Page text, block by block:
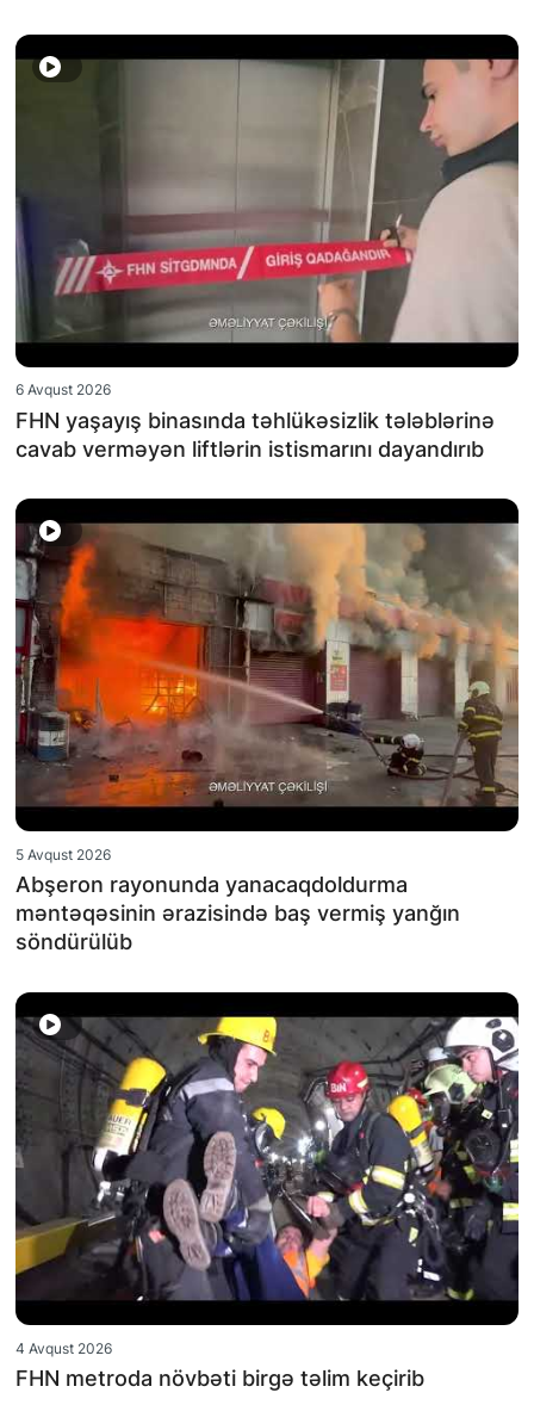
6 Avqust 2026
FHN yaşayış binasında təhlükəsizlik tələblərinə
cavab verməyən liftlərin istismarını dayandırıb
5 Avqust 2026
Abşeron rayonunda yanacaqdoldurma
məntəqəsinin ərazisində baş vermiş yanğın
söndürülüb
4 Avqust 2026
FHN metroda növbəti birgə təlim keçirib